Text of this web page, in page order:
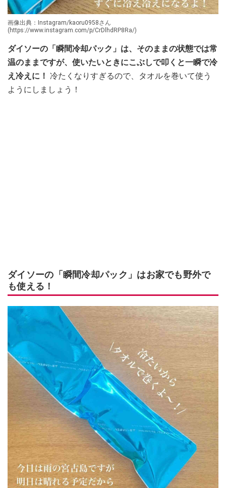
画像出典：Instagram/kaoru0958さん
(https://www.instagram.com/p/CrDlhdRP8Ra/)
ダイソーの「瞬間冷却パック」は、そのままの状態では常
温のままですが、使いたいときにこぶしで叩くと一瞬で冷
え冷えに！ 冷たくなりすぎるので、タオルを巻いて使う
ようにしましょう！
ダイソーの「瞬間冷却パック」はお家でも野外で
も使える！